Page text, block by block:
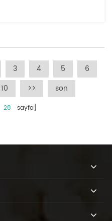
3 4 5
6
10 >> son
28 sayfa]